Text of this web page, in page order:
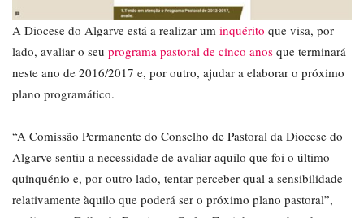
A Diocese do Algarve está a realizar um inquérito que visa, por
lado, avaliar o seu programa pastoral de cinco anos que terminará
neste ano de 2016/2017 e, por outro, ajudar a elaborar o próximo
plano programático.
“A Comissão Permanente do Conselho de Pastoral da Diocese do
Algarve sentiu a necessidade de avaliar aquilo que foi o último
quinquénio e, por outro lado, tentar perceber qual a sensibilidade
relativamente àquilo que poderá ser o próximo plano pastoral”,